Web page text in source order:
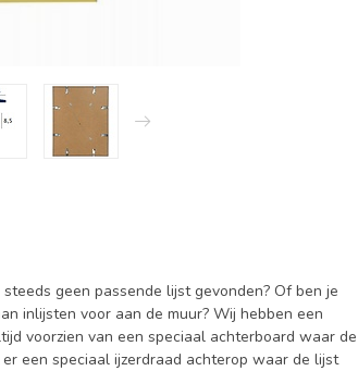
geen passende lijst gevonden? Of ben je
inlijsten voor aan de muur? Wij hebben een
voorzien van een speciaal achterboard waar de
een speciaal ijzerdraad achterop waar de lijst